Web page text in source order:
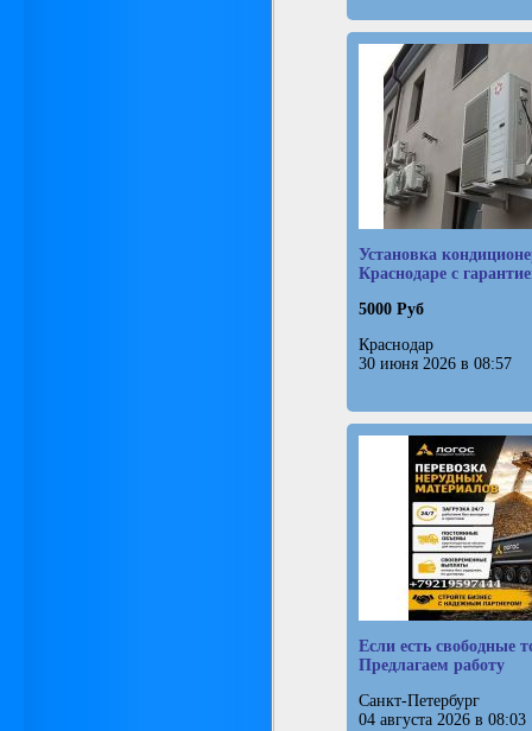
Установка
Краснодаре с
5000 Руб
Краснодар
30 июня 2026 в 08:57
Если есть свободные
Предлагаем работу
Санкт-Петербург
04 августа 2026 в 08:03